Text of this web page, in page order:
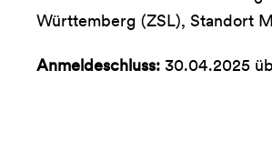
Württemberg (ZSL), Standort
Anmeldeschluss: 30.04.2025